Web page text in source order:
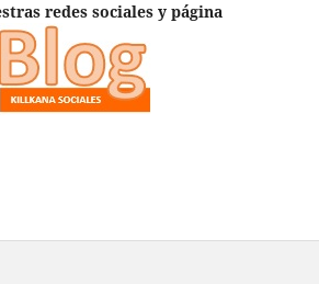
redes sociales y página